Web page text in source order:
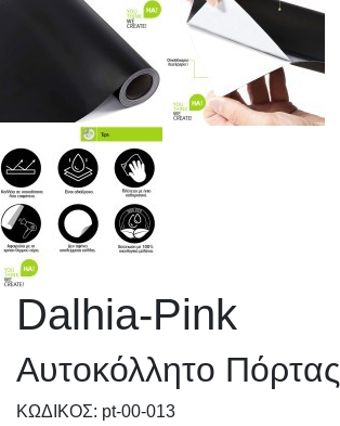
Dalhia-Pink
Αυτοκόλλητο Πόρτας
KΩΔΙΚΟΣ: pt-00-013